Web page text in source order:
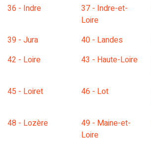
36 - Indre
37 - Indre-et-
Loire
39 - Jura 40 - Landes
42 - Loire
43 - Haute-Loire
45 - Loiret
46 - Lot
48 - Lozère
49 - Maine-et-
Loire